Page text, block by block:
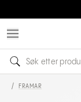
/ FRAMAR